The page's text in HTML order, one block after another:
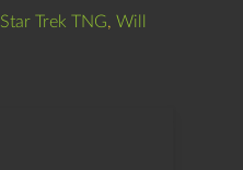
Star Trek TNG, Will